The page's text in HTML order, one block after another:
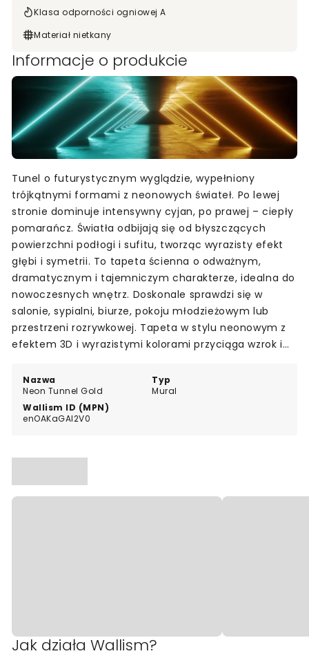
Klasa odporności ogniowej A
Materiał nietkany
Informacje o produkcie
Nazwa
Neon Tunnel Gold
Typ
Mural
Wallism ID (MPN)
enOAKaGAl2V0
Tunel o futurystycznym wyglądzie, wypełniony
trójkątnymi formami z neonowych świateł. Po lewej
stronie dominuje intensywny cyjan, po prawej – ciepły
pomarańcz. Światła odbijają się od błyszczących
powierzchni podłogi i sufitu, tworząc wyrazisty efekt
głębi i symetrii. To tapeta ścienna o odważnym,
dramatycznym i tajemniczym charakterze, idealna do
nowoczesnych wnętrz. Doskonale sprawdzi się w
salonie, sypialni, biurze, pokoju młodzieżowym lub
przestrzeni rozrywkowej. Tapeta w stylu neonowym z
efektem 3D i wyrazistymi kolorami przyciąga wzrok i
Jak działa Wallism?